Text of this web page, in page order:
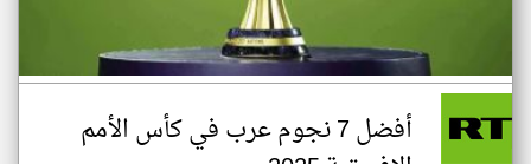
أفضل 7 نجوم عرب في كأس الأمم